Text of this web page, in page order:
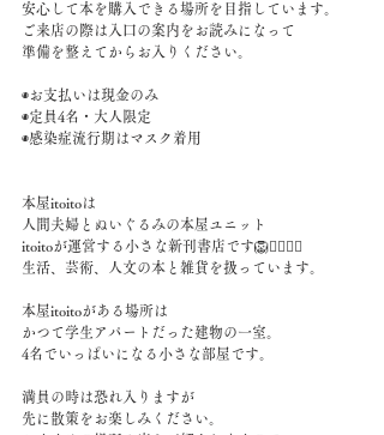
安心して本を購入できる場所を目指しています。
ご来店の際は入口の案内をお読みになって
準備を整えてからお入りください。
◉お支払いは現金のみ
◉定員4名・大人限定
◉感染症流行期はマスク着用
本屋itoitoは
人間夫婦とぬいぐるみの本屋ユニット
itoitoが運営する小さな新刊書店です🦁🙋‍♀️🙋‍♂️
生活、芸術、人文の本と雑貨を扱っています。
本屋itoitoがある場所は
かつて学生アパートだった建物の一室。
4名でいっぱいになる小さな部屋です。
満員の時は恐れ入りますが
先に散策をお楽しみください。